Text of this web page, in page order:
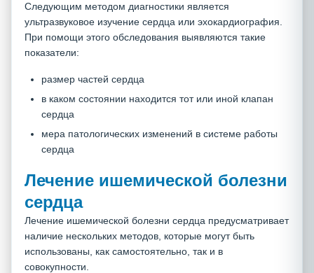
Следующим методом диагностики является
ультразвуковое изучение сердца или эхокардиография.
При помощи этого обследования выявляются такие
показатели:
размер частей сердца
в каком состоянии находится тот или иной клапан
сердца
мера патологических изменений в системе работы
сердца
Лечение ишемической болезни
сердца
Лечение ишемической болезни сердца предусматривает
наличие нескольких методов, которые могут быть
использованы, как самостоятельно, так и в
совокупности.